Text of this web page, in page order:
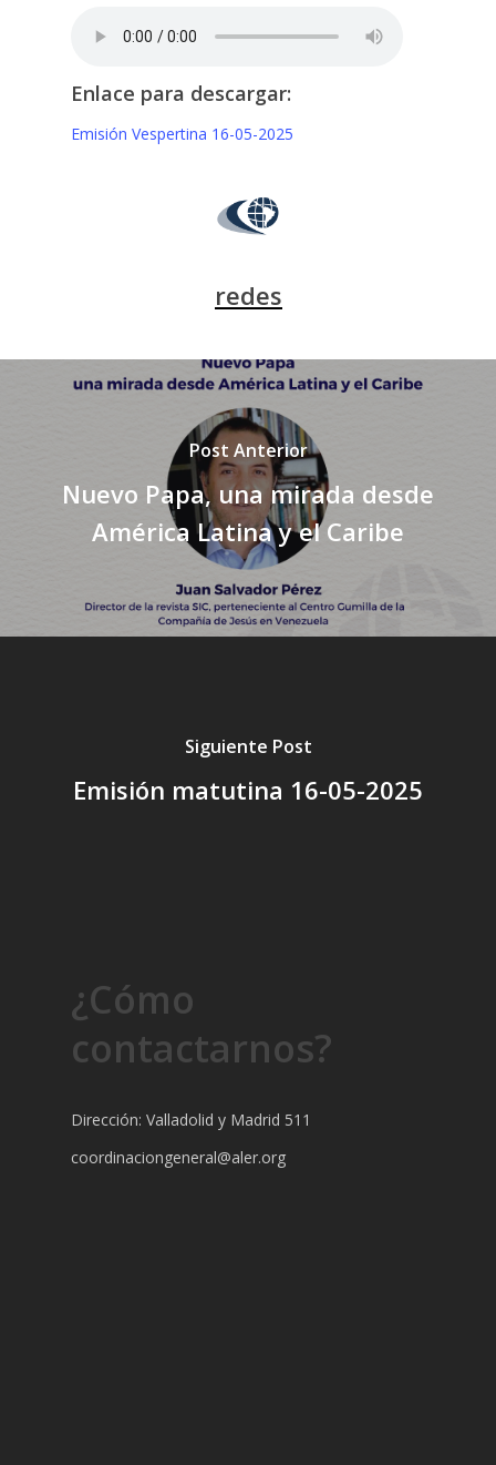
Enlace para descargar:
Emisión Vespertina 16-05-2025
redes
Post Anterior
Nuevo Papa, una mirada desde
América Latina y el Caribe
Siguiente Post
Emisión matutina 16-05-2025
¿Cómo
contactarnos?
Dirección: Valladolid y Madrid 511
coordinaciongeneral@aler.org